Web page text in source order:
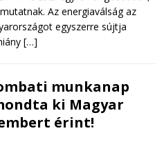
Az energiaválság az
egyszerre sújtja
[…]
munkanap
ki Magyar
érint!